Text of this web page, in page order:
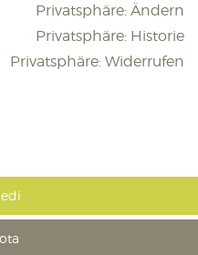
Privatsphäre: Ändern
Privatsphäre: Historie
Privatsphäre: Widerrufen